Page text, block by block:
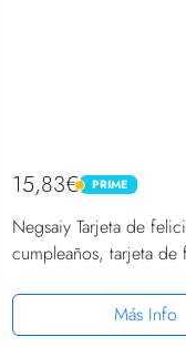
15,83€ PRIME
PRIME
Negsaiy Tarjeta de
cumpleaños, tarjeta de
celebración hecha a
sobres tarjetas de
Más Info